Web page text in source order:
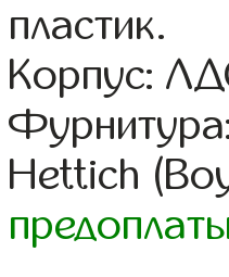
пластик.
Корпус:
Hettich